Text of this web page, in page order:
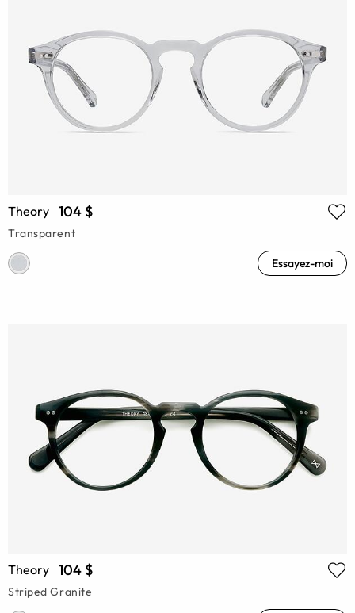
Theory 104 $
Transparent
Essayez-moi
Theory 104 $
Striped Granite